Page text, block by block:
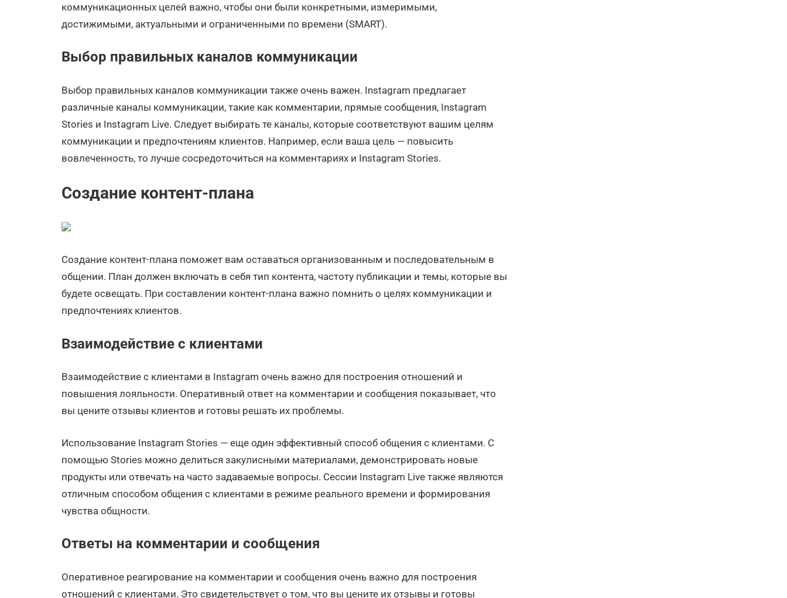
коммуникационных целей важно, чтобы они были конкретными, измеримыми,
достижимыми, актуальными и ограниченными по времени (SMART).
Выбор правильных каналов коммуникации
Выбор правильных каналов коммуникации также очень важен. Instagram предлагает
различные каналы коммуникации, такие как комментарии, прямые сообщения, Instagram
Stories и Instagram Live. Следует выбирать те каналы, которые соответствуют вашим целям
коммуникации и предпочтениям клиентов. Например, если ваша цель — повысить
вовлеченность, то лучше сосредоточиться на комментариях и Instagram Stories.
Создание контент-плана
Создание контент-плана поможет вам оставаться организованным и последовательным в
общении. План должен включать в себя тип контента, частоту публикации и темы, которые вы
будете освещать. При составлении контент-плана важно помнить о целях коммуникации и
предпочтениях клиентов.
Взаимодействие с клиентами
Взаимодействие с клиентами в Instagram очень важно для построения отношений и
повышения лояльности. Оперативный ответ на комментарии и сообщения показывает, что
вы цените отзывы клиентов и готовы решать их проблемы.
Использование Instagram Stories — еще один эффективный способ общения с клиентами. С
помощью Stories можно делиться закулисными материалами, демонстрировать новые
продукты или отвечать на часто задаваемые вопросы. Сессии Instagram Live также являются
отличным способом общения с клиентами в режиме реального времени и формирования
чувства общности.
Ответы на комментарии и сообщения
Оперативное реагирование на комментарии и сообщения очень важно для построения
отношений с клиентами. Это свидетельствует о том, что вы цените их отзывы и готовы